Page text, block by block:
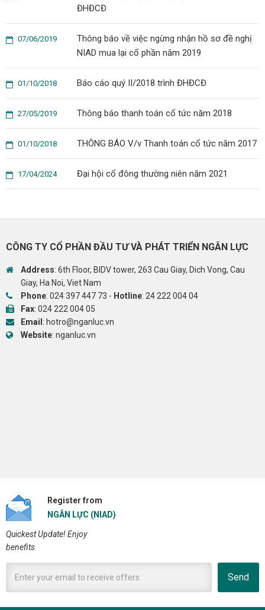
ĐHĐCĐ
Thông báo về việc ngừng nhận hồ sơ đề nghị
NIAD mua lại cổ phần năm 2019
07/06/2019
Báo cáo quý II/2018 trình ĐHĐCĐ
01/10/2018
Thông báo thanh toán cổ tức năm 2018
27/05/2019
THÔNG BÁO V/v Thanh toán cổ tức năm 2017
01/10/2018
Đại hội cổ đông thường niên năm 2021
17/04/2024
CÔNG TY CỔ PHẦN ĐẦU TƯ VÀ PHÁT TRIỂN NGÂN LỰC
Address: 6th Floor, BIDV tower, 263 Cau Giay, Dich Vong, Cau
Giay, Ha Noi, Viet Nam
Phone: 024 397 447 73 - Hotline: 24 222 004 04
Fax: 024 222 004 05
Email : hotro@nganluc.vn
Website: nganluc.vn
Register from
NGÂN LỰC (NIAD)
Quickest Update! Enjoy
benefits
Send